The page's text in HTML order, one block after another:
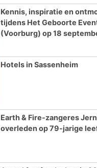
Kennis, inspiratie en
tijdens Het Geboorte
(Voorburg) op 18
Hotels in Sassenheim
Earth & Fire-zangeres
overleden op 79-jarige